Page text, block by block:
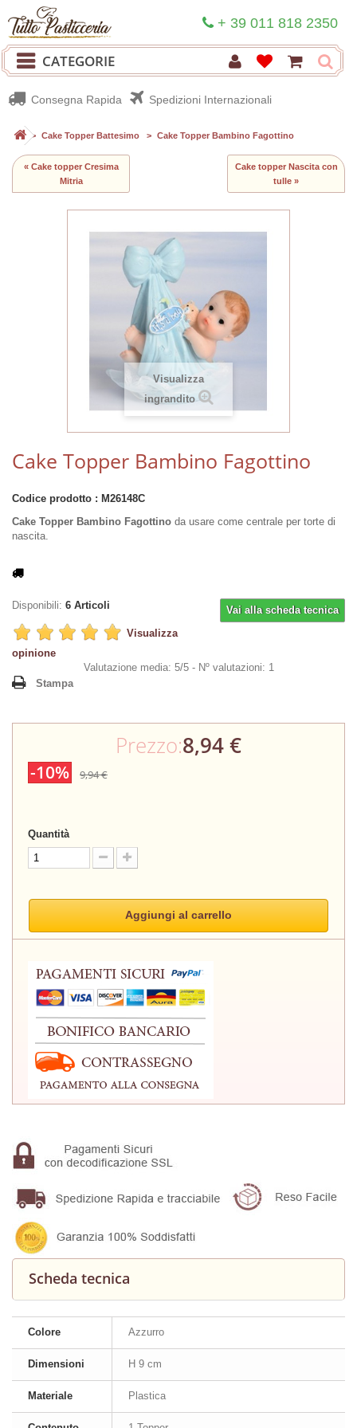
+ 39 011 818 2350
CATEGORIE
Consegna Rapida Spedizioni Internazionali
> Cake Topper Battesimo > Cake Topper Bambino Fagottino
« Cake topper Cresima
Mitria
Cake topper Nascita con
tulle »
Visualizza
ingrandito
Cake Topper Bambino Fagottino
Codice prodotto : M26148C
Cake Topper Bambino Fagottino da usare come centrale per torte di
nascita.
Vai alla scheda tecnica
Disponibili: 6 Articoli
Visualizza
opinione
Valutazione media: 5/5 -Nº valutazioni: 1
Stampa
Prezzo:8,94 €
-10% 9,94 €
Quantità
Aggiungi al carrello
Scheda tecnica
Colore Azzurro
Dimensioni H 9 cm
Materiale Plastica